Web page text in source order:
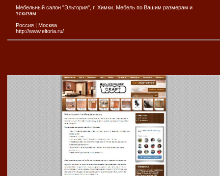
Мебельный салон "Эльтория", г. Химки. Мебель по Вашим размерам и
эскизам.
Россия
Москва
http://www.eltoria.ru/